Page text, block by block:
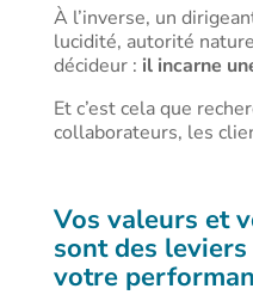
À l’inverse, un
lucidité, autorité
décideur : il incarne
Et c’est cela que
collaborateurs, les
Vos valeurs et
sont des
votre